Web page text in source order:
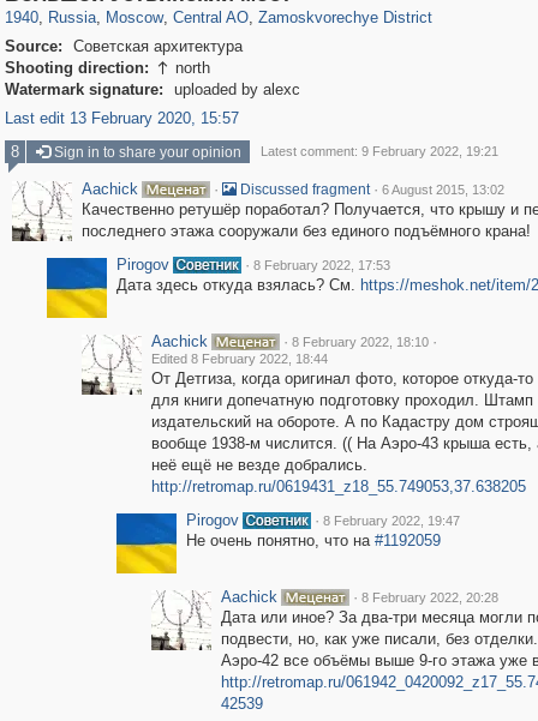
1940, Russia, Moscow, Central AO, Zamoskvorechye District
Source:
Советская архитектура
Shooting direction:  north
Watermark signature:
uploaded by alexc
Last edit 13 February 2020, 15:57
8
Sign in to share your opinion Latest comment: 9 February 2022, 19:21
Aachick · Discussed fragment · 6 August 2015, 13:02
Качественно ретушёр поработал? Получается, что крышу и
последнего этажа сооружали без единого подъёмного крана!
Pirogov
· 8 February 2022, 17:53
Дата здесь откуда взялась? См. https://meshok.net/item/
Aachick · 8 February 2022, 18:10 ·
Edited 8 February 2022, 18:44
От Детгиза, когда оригинал фото, которое откуда-
для книги допечатную подготовку проходил. Штамп
издательский на обороте. А по Кадастру дом
вообще 1938-м числится. (( На Аэро-43 крыша есть,
неё ещё не везде добрались.
http://retromap.ru/0619431_z18_55.749053,37.638205
Pirogov
· 8 February 2022, 19:47
Не очень понятно, что на #1192059
Aachick · 8 February 2022, 20:28
Дата или иное? За два-три месяца могли
подвести, но, как уже писали, без
Аэро-42 все объёмы выше 9-го этажа уже
http://retromap.ru/
42539